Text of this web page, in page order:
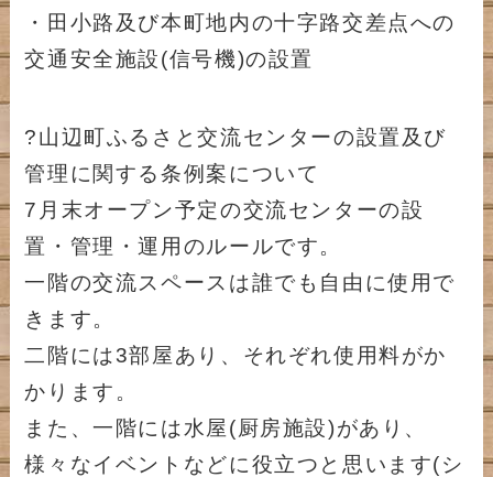
・田小路及び本町地内の十字路交差点への
交通安全施設(信号機)の設置
?山辺町ふるさと交流センターの設置及び
管理に関する条例案について
7月末オープン予定の交流センターの設
置・管理・運用のルールです。
一階の交流スペースは誰でも自由に使用で
きます。
二階には3部屋あり、それぞれ使用料がか
かります。
また、一階には水屋(厨房施設)があり、
様々なイベントなどに役立つと思います(シ